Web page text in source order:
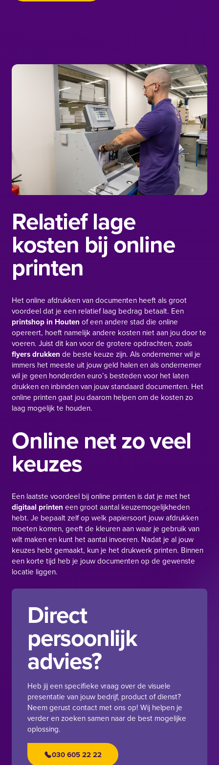
Relatief lage
kosten bij online
printen
Het online afdrukken van documenten heeft als groot
voordeel dat je een relatief laag bedrag betaalt. Een
printshop in Houten of een andere stad die online
opereert, hoeft namelijk andere kosten niet aan jou door te
voeren. Juist dit kan voor de grotere opdrachten, zoals
flyers drukken de beste keuze zijn. Als ondernemer wil je
immers het meeste uit jouw geld halen en als ondernemer
wil je geen honderden euro’s besteden voor het laten
drukken en inbinden van jouw standaard documenten. Het
online printen gaat jou daarom helpen om de kosten zo
laag mogelijk te houden.
Online net zo veel
keuzes
Een laatste voordeel bij online printen is dat je met het
digitaal printen een groot aantal keuzemogelijkheden
hebt. Je bepaalt zelf op welk papiersoort jouw afdrukken
moeten komen, geeft de kleuren aan waar je gebruik van
wilt maken en kunt het aantal invoeren. Nadat je al jouw
keuzes hebt gemaakt, kun je het drukwerk printen. Binnen
een korte tijd heb je jouw documenten op de gewenste
locatie liggen.
Direct
persoonlijk
advies?
Heb jij een specifieke vraag over de visuele
presentatie van jouw bedrijf, product of dienst?
Neem gerust contact met ons op! Wij helpen je
verder en zoeken samen naar de best mogelijke
oplossing.
030 605 22 22